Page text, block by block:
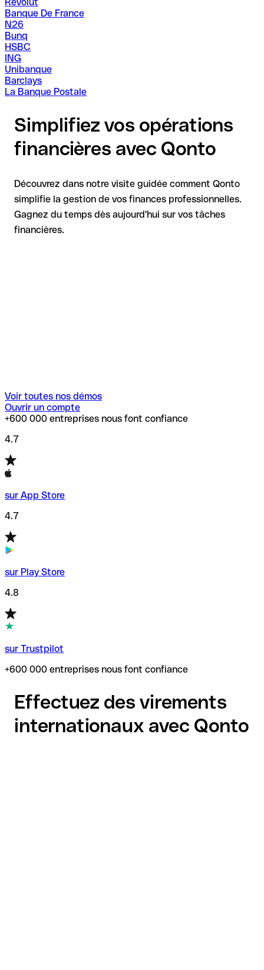
Revolut
Banque De France
N26
Bunq
HSBC
ING
Unibanque
Barclays
La Banque Postale
Simplifiez vos opérations
financières avec Qonto
Découvrez dans notre visite guidée comment Qonto
simplifie la gestion de vos finances professionnelles.
Gagnez du temps dès aujourd'hui sur vos tâches
financières.
Voir toutes nos démos
Ouvrir un compte
+600 000 entreprises nous font confiance
4.7
sur App Store
4.7
sur Play Store
4.8
sur Trustpilot
+600 000 entreprises nous font confiance
Effectuez des virements
internationaux avec Qonto